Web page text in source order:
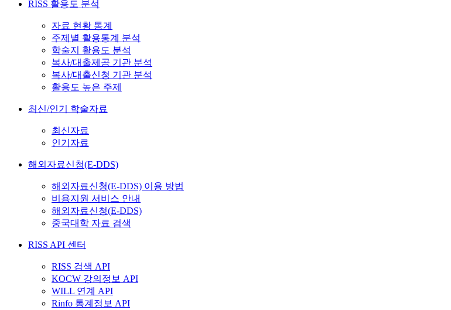
RISS 활용도 분석
자료 현황 통계
주제별 활용통계 분석
학술지 활용도 분석
복사/대출제공 기관 분석
복사/대출신청 기관 분석
활용도 높은 주제
최신/인기 학술자료
최신자료
인기자료
해외자료신청(E-DDS)
해외자료신청(E-DDS) 이용 방법
비용지원 서비스 안내
해외자료신청(E-DDS)
중국대학 자료 검색
RISS API 센터
RISS 검색 API
KOCW 강의정보 API
WILL 연계 API
Rinfo 통계정보 API